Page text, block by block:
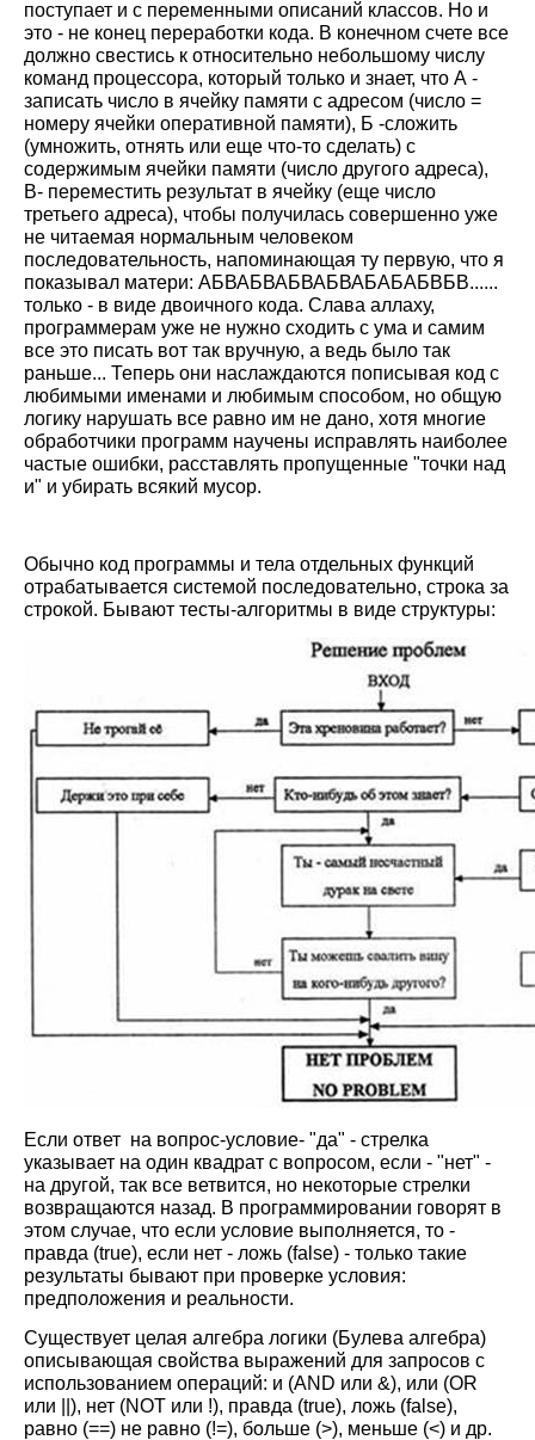
поступает и с переменными описаний классов. Но и
это - не конец переработки кода. В конечном счете все
должно свестись к относительно небольшому числу
команд процессора, который только и знает, что А -
записать число в ячейку памяти с адресом (число =
номеру ячейки оперативной памяти), Б -сложить
(умножить, отнять или еще что-то сделать) с
содержимым ячейки памяти (число другого адреса),
В- переместить результат в ячейку (еще число
третьего адреса), чтобы получилась совершенно уже
не читаемая нормальным человеком
последовательность, напоминающая ту первую, что я
показывал матери: АБВАБВАБВАБВАБАБАБВБВ......
только - в виде двоичного кода. Слава аллаху,
программерам уже не нужно сходить с ума и самим
все это писать вот так вручную, а ведь было так
раньше... Теперь они наслаждаются пописывая код с
любимыми именами и любимым способом, но общую
логику нарушать все равно им не дано, хотя многие
обработчики программ научены исправлять наиболее
частые ошибки, расставлять пропущенные "точки над
и" и убирать всякий мусор.
Обычно код программы и тела отдельных функций
отрабатывается системой последовательно, строка за
строкой. Бывают тесты-алгоритмы в виде структуры:
Если ответ на вопрос-условие- "да" - стрелка
указывает на один квадрат с вопросом, если - "нет" -
на другой, так все ветвится, но некоторые стрелки
возвращаются назад. В программировании говорят в
этом случае, что если условие выполняется, то -
правда (true), если нет - ложь (false) - только такие
результаты бывают при проверке условия:
предположения и реальности.
Существует целая алгебра логики (Булева алгебра)
описывающая свойства выражений для запросов с
использованием операций: и (AND или &), или (OR
или ||), нет (NOT или !), правда (true), ложь (false),
равно (==) не равно (!=), больше (>), меньше (<) и др.